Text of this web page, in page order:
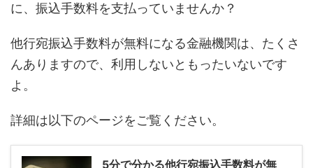
に、振込手数料を支払っていませんか？
他行宛振込手数料が無料になる金融機関は、たくさ
んありますので、利用しないともったいないです
よ。
詳細は以下のページをご覧ください。
5分で分かる他行宛振込手数料が無